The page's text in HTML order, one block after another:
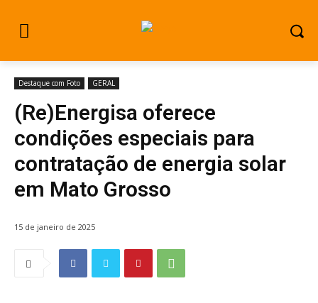
Destaque com Foto GERAL
(Re)Energisa oferece
condições especiais para
contratação de energia solar
em Mato Grosso
15 de janeiro de 2025